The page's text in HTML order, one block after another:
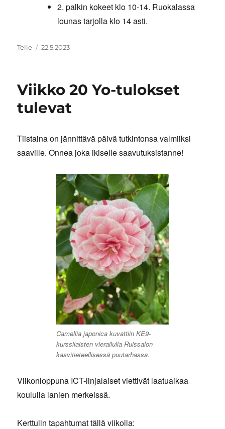
2. palkin kokeet klo 10-14. Ruokalassa
lounas tarjolla klo 14 asti.
Kirjoittaja
Telle Julkaistu
22.5.2023
Viikko 20 Yo-tulokset
tulevat
Tiistaina on jännittävä päivä tutkintonsa valmiiksi
saaville. Onnea joka ikiselle saavutuksistanne!
Camellia japonica kuvattiin KE9-
kurssilaisten vierailulla Ruissalon
kasvitieteellisessä puutarhassa.
Viikonloppuna ICT-linjalaiset viettivät laatuaikaa
koululla lanien merkeissä.
Kerttulin tapahtumat tällä viikolla: